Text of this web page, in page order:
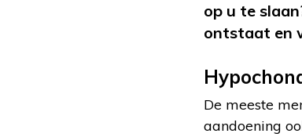
op u te
ontstaat en
De meeste
aandoening